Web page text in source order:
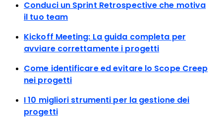
Conduci un Sprint Retrospective che motiva
il tuo team
Kickoff Meeting: La guida completa per
avviare correttamente i progetti
Come identificare ed evitare lo Scope Creep
nei progetti
I 10 migliori strumenti per la gestione dei
progetti